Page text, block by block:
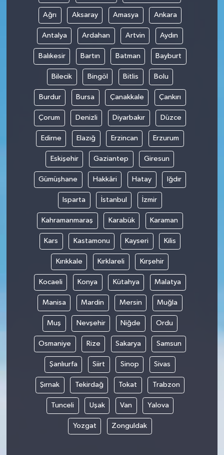
Ağrı Aksaray Amasya Ankara
Antalya Ardahan Artvin Aydın
Balıkesir Bartın Batman Bayburt
Bilecik Bingöl Bitlis Bolu
Burdur Bursa Çanakkale Çankırı
Çorum Denizli Diyarbakır Düzce
Edirne Elazığ Erzincan Erzurum
Eskişehir Gaziantep Giresun
Gümüşhane Hakkâri Hatay Iğdır
Isparta İstanbul İzmir
Kahramanmaraş Karabük Karaman
Kars Kastamonu Kayseri Kilis
Kırıkkale Kırklareli Kırşehir
Kocaeli Konya Kütahya Malatya
Manisa Mardin Mersin Muğla
Muş Nevşehir Niğde Ordu
Osmaniye Rize Sakarya Samsun
Şanlıurfa Siirt Sinop Sivas
Şırnak Tekirdağ Tokat Trabzon
Tunceli Uşak Van Yalova
Yozgat Zonguldak